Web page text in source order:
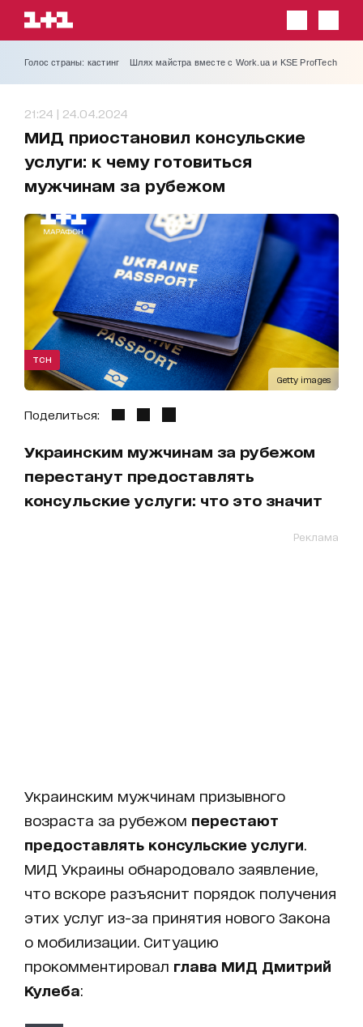
Голос страны: кастинг Шлях майстра вместе с Work.ua и KSE ProfTech
21:24 | 24.04.2024
МИД приостановил консульские
услуги: к чему готовиться
мужчинам за рубежом
Getty images
ТСН
Поделиться:
Украинским мужчинам за рубежом
перестанут предоставлять
консульские услуги: что это значит
Реклама
Украинским мужчинам призывного
возраста за рубежом перестают
предоставлять консульские услуги
МИД Украины обнародовало заявление,
что вскоре разъяснит порядок получения
этих услуг из-за принятия нового Закона
о мобилизации. Ситуацию
прокомментировал глава МИД Дмитрий
Кулеба: